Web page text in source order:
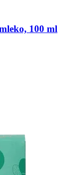
100 ml